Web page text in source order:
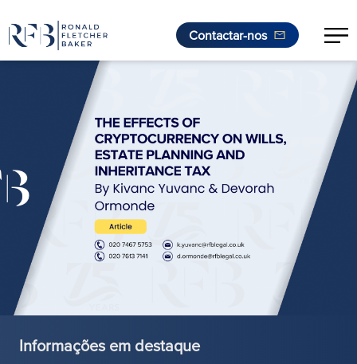
Saltar para o conteúdo
Contactar-nos
Informações em destaque